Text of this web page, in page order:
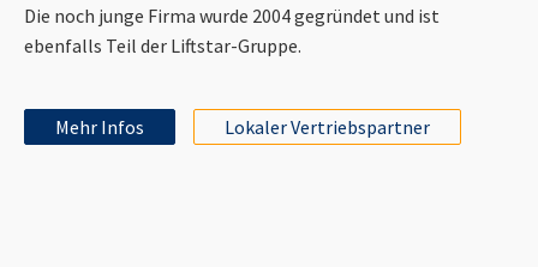
Die noch junge Firma wurde 2004 gegründet und ist
ebenfalls Teil der Liftstar-Gruppe.
Mehr Infos Lokaler Vertriebspartner